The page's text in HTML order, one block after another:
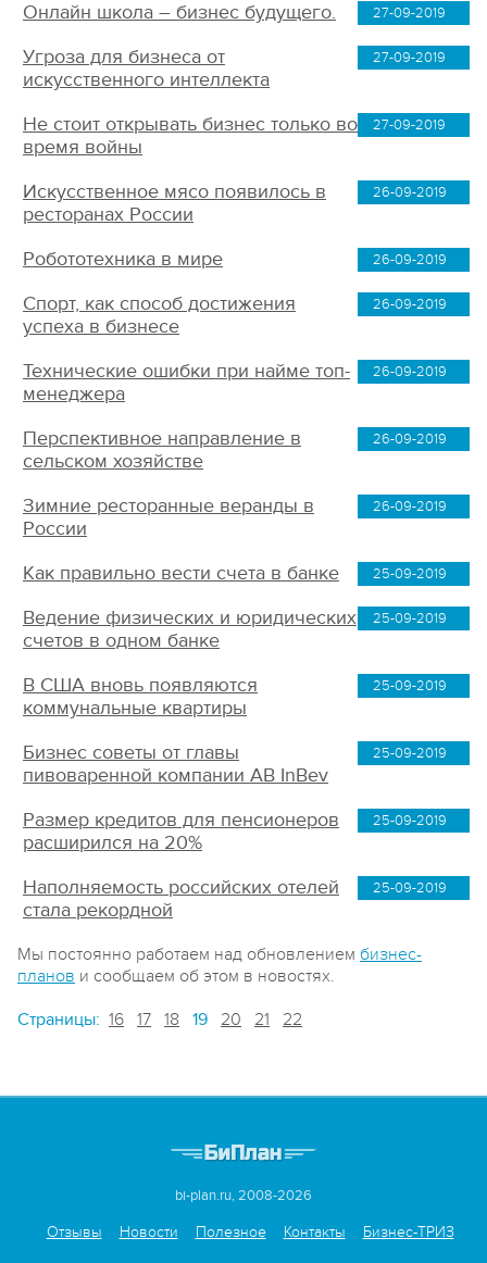
27-09-2019
Онлайн школа – бизнес будущего.
27-09-2019
Угроза для бизнеса от
искусственного интеллекта
27-09-2019
Не стоит открывать бизнес только во
время войны
26-09-2019
Искусственное мясо появилось в
ресторанах России
26-09-2019
Робототехника в мире
26-09-2019
Спорт, как способ достижения
успеха в бизнесе
26-09-2019
Технические ошибки при найме топ-
менеджера
26-09-2019
Перспективное направление в
сельском хозяйстве
26-09-2019
Зимние ресторанные веранды в
России
25-09-2019
Как правильно вести счета в банке
25-09-2019
Ведение физических и юридических
счетов в одном банке
25-09-2019
В США вновь появляются
коммунальные квартиры
25-09-2019
Бизнес советы от главы
пивоваренной компании AB InBev
25-09-2019
Размер кредитов для пенсионеров
расширился на 20%
25-09-2019
Наполняемость российских отелей
стала рекордной
Мы постоянно работаем над обновлением бизнес-
планов и сообщаем об этом в новостях.
Страницы: 16 17 18 19 20 21 22
bi-plan.ru, 2008-2026
Отзывы Новости Полезное Контакты Бизнес-ТРИЗ